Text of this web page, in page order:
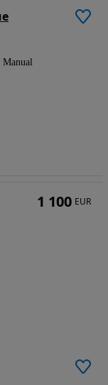
Manual
1 100 EUR